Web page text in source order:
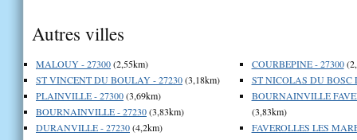
Autres villes
MALOUY - 27300(2,55km)
ST VINCENT DU BOULAY - 27230(3,18km)
PLAINVILLE - 27300(3,69km)
BOURNAINVILLE - 27230(3,83km)
DURANVILLE - 27230(4,2km)
COURBEPINE - 27300
ST NICOLAS DU BOSC
BOURNAINVILLE
(3,83km)
FAVEROLLES LES